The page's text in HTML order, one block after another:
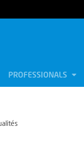
PROFESSIONALS